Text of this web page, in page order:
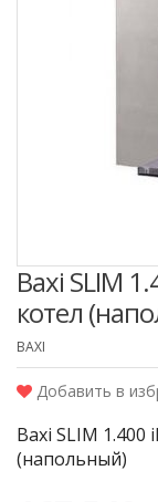
Baxi SLIM
котел
BAXI
Добавить в
Baxi SLIM 1.400
(напольный)